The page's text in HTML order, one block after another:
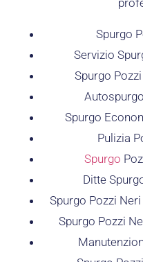
Spurgo
Servizio
Spurgo
Spurgo
Pulizia
Spurgo
Ditte
Spurgo Pozzi
Spurgo Pozzi